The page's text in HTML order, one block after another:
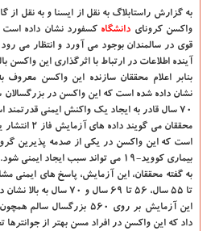
به گزارش راستابلاگ به نقل از ایسنا و به نقل از
واکسن کرونای دانشگاه‌ کسفورد نشان داده
قوی در سالمندان بوجود می آورد و انتظار می
آینده اطلاعات در ارتباط با اثرگذاری این واکسن
70 سال قادر به ایجاد یک واکنش ایمنی قدرتمند است.
است که این واکسن در یکی از صدمه پذیرین
بیماری کووید-19 می تواند سبب ایجاد ایمنی شود.
تا 55 سال، 56 تا 69 سال و 70 سال به بالا نشان داده است.
داد که این واکسن در افراد مسن بهتر از